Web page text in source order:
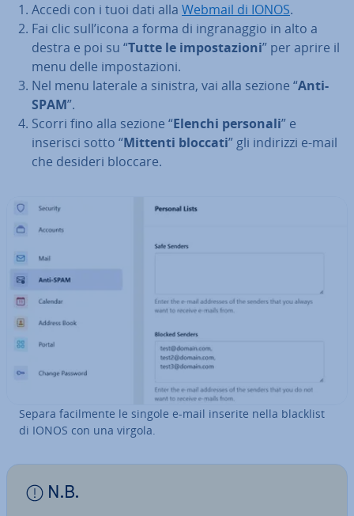
Accedi con i tuoi dati alla Webmail di IONOS.
Fai clic sull’icona a forma di in­gra­nag­gio in alto a
destra e poi su “Tutte le im­po­sta­zio­ni” per aprire il
menu delle im­po­sta­zio­ni.
Nel menu laterale a sinistra, vai alla sezione “Anti-
SPAM”.
Scorri fino alla sezione “Elenchi personali” e
inserisci sotto “Mittenti bloccati” gli indirizzi e-mail
che desideri bloccare.
Separa fa­cil­men­te le singole e-mail inserite nella blacklist
di IONOS con una virgola.
N.B.